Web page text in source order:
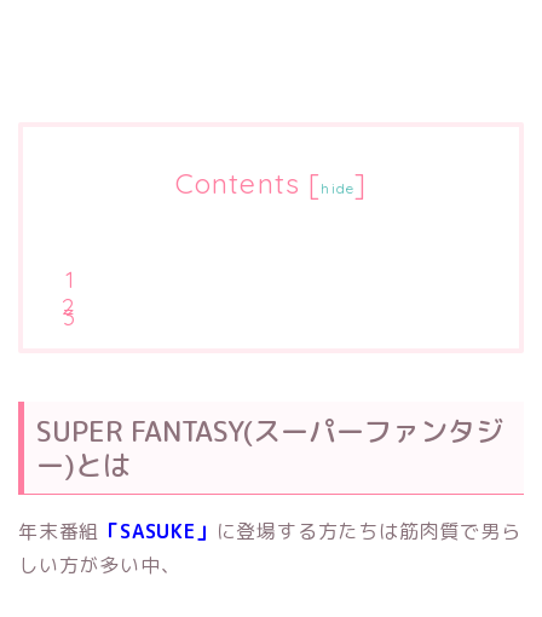
Contents [ hide]
SUPER FANTASY(スーパーファンタジ
ー)とは
年末番組 「SASUKE」 に登場する方たちは筋肉質で男ら
しい方が多い中、